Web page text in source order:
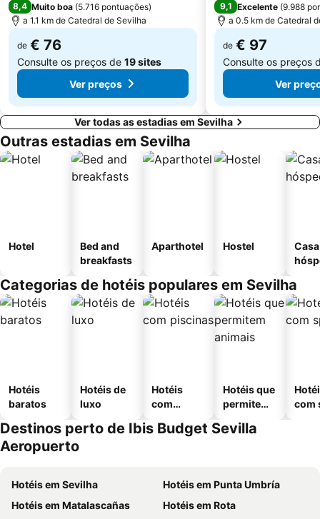
8,4 Muito boa (5.716 pontuações)
a 1.1 km de Catedral de Sevilha
de € 76
Consulte os preços de 19 sites
Ver preços
9,1 Excelente (9.988
a 0.5 km de Catedral
de € 97
Consulte os preços
Ver
Ver todas as estadias em Sevilha
Outras estadias em Sevilha
Hotel
Bed and
breakfasts
Aparthotel Hostel
Categorias de hotéis populares em Sevilha
Hotéis
baratos
Hotéis de
luxo
Hotéis
com
Hotéis que
permitem
com
Destinos perto de Ibis Budget Sevilla
Aeropuerto
Hotéis em Sevilha
Hotéis em Punta Umbría
Hotéis em Matalascañas
Hotéis em Rota